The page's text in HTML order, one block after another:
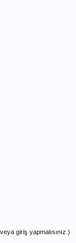
giriş yapmalısınız.)